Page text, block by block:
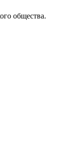
общества.